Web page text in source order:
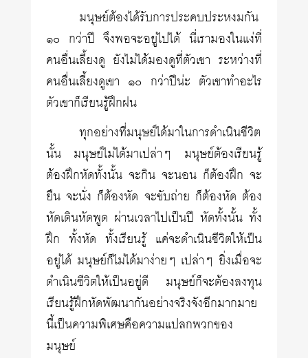
มนุษย์ต้องได้รับการประคบประหงมกัน
๑๐ กว่าปี จึงพอจะอยู่ไปได้ นี่เรามองในแง่ที่
คนอื่นเลี้ยงดู ยังไม่ได้มองดูที่ตัวเขา ระหว่างที่
คนอื่นเลี้ยงดูเขา ๑๐ กว่าปีน่ะ ตัวเขาทำอะไร
ตัวเขาก็เรียนรู้ฝึกฝน
ทุกอย่างที่มนุษย์ได้มาในการดำเนินชีวิต
นั้น มนุษย์ไม่ได้มาเปล่าๆ มนุษย์ต้องเรียนรู้
ต้องฝึกหัดทั้งนั้น จะกิน จะนอน ก็ต้องฝึก จะ
ยืน จะนั่ง ก็ต้องหัด จะขับถ่าย ก็ต้องหัด ต้อง
หัดเดินหัดพูด ผ่านเวลาไปเป็นปี หัดทั้งนั้น ทั้ง
ฝึก ทั้งหัด ทั้งเรียนรู้ แค่จะดำเนินชีวิตให้เป็น
อยู่ได้ มนุษย์ก็ไม่ได้มาง่ายๆ เปล่าๆ ยิ่งเมื่อจะ
ดำเนินชีวิตให้เป็นอยู่ดี มนุษย์ก็จะต้องลงทุน
เรียนรู้ฝึกหัดพัฒนากันอย่างจริงจังอีกมากมาย
นี้เป็นความพิเศษคือความแปลกพวกของ
มนุษย์